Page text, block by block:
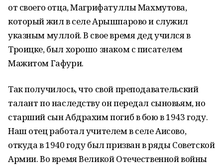
от своего отца, Магрифатуллы Махмутова,
который жил в селе Арышпарово и служил
указным муллой. В свое время дед учился в
Троицке, был хорошо знаком с писателем
Мажитом Гафури.
Так получилось, что свой преподавательский
талант по наследству он передал сыновьям, но
старший сын Абдрахим погиб в бою в 1943 году.
Наш отец работал учителем в селе Аисово,
откуда в 1940 году был призван в ряды Советской
Армии. Во время Великой Отечественной войны